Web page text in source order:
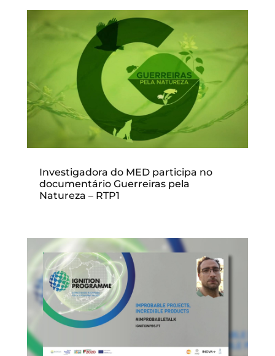
Investigadora do MED participa no
documentário Guerreiras pela
Natureza – RTP1